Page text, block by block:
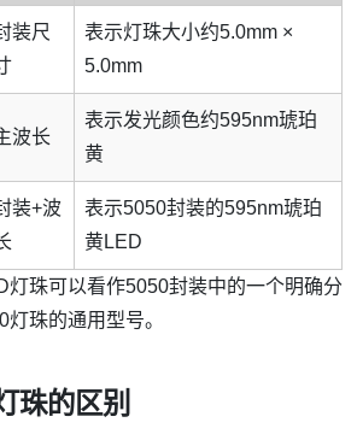
装尺
表示灯珠大小约5.0mm ×
5.0mm
波长
表示发光颜色约595nm琥珀
黄
装+波
表示5050封装的595nm琥珀
黄LED
灯珠可以看作5050封装中的一个明确分
珠的通用型号。
珠的区别